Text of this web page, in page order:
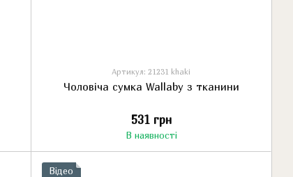
Артикул: 21231 khaki
Чоловіча сумка Wallaby з тканини
531 грн
В наявності
Відео